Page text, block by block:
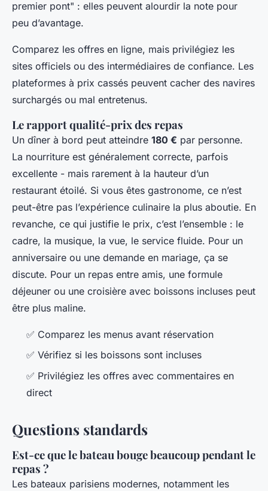
premier pont" : elles peuvent alourdir la note pour
peu d’avantage.
Comparez les offres en ligne, mais privilégiez les
sites officiels ou des intermédiaires de confiance. Les
plateformes à prix cassés peuvent cacher des navires
surchargés ou mal entretenus.
Le rapport qualité-prix des repas
Un dîner à bord peut atteindre 180 € par personne.
La nourriture est généralement correcte, parfois
excellente - mais rarement à la hauteur d’un
restaurant étoilé. Si vous êtes gastronome, ce n’est
peut-être pas l’expérience culinaire la plus aboutie. En
revanche, ce qui justifie le prix, c’est l’ensemble : le
cadre, la musique, la vue, le service fluide. Pour un
anniversaire ou une demande en mariage, ça se
discute. Pour un repas entre amis, une formule
déjeuner ou une croisière avec boissons incluses peut
être plus maline.
✅ Comparez les menus avant réservation
✅ Vérifiez si les boissons sont incluses
✅ Privilégiez les offres avec commentaires en
direct
Questions standards
Est-ce que le bateau bouge beaucoup pendant le
repas ?
Les bateaux parisiens modernes, notamment les